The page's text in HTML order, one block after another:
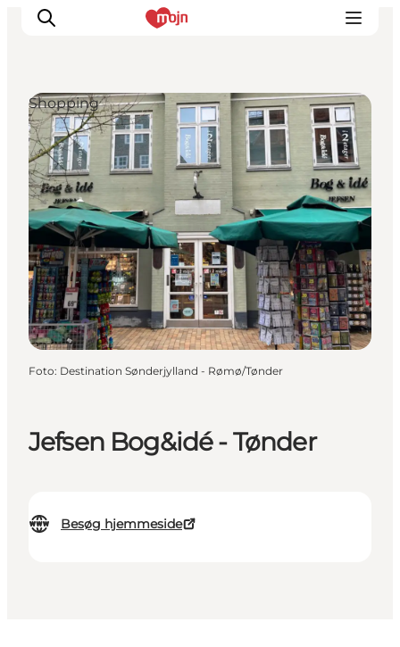
Oplevelser
Byer & Steder
Det sker
Overnatning
Planlæg din ferie
Booking
Jefsen Bog&idé - Tønder
Besøg hjemmeside
Shopping
Foto: Destination Sønderjylland - Rømø/Tønder